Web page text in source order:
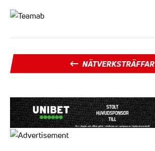
NÄTVERKSTRÄFFAR